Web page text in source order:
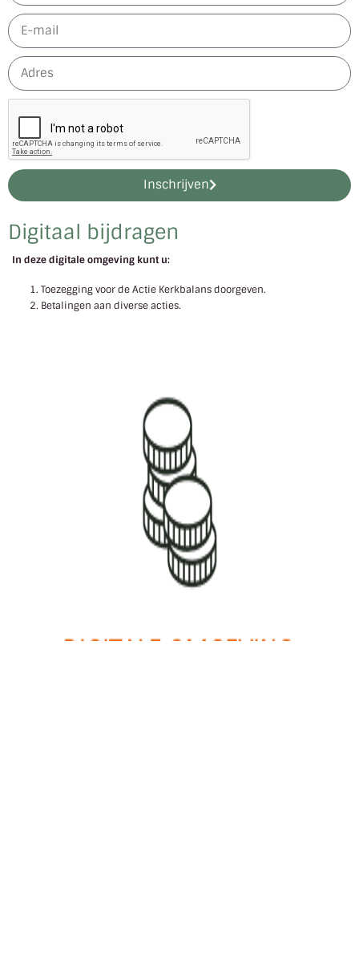
Digitaal bijdragen
In deze digitale omgeving kunt u:
Toezegging voor de Actie Kerkbalans doorgeven.
Betalingen aan diverse acties.
Inschrijven